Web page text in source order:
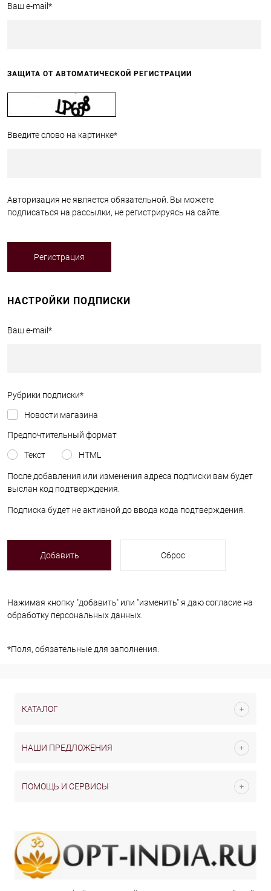
Ваш e-mail *
ЗАЩИТА ОТ АВТОМАТИЧЕСКОЙ РЕГИСТРАЦИИ
Введите слово на картинке*
Авторизация не является обязательной. Вы можете
подписаться на рассылки, не регистрируясь на сайте.
НАСТРОЙКИ ПОДПИСКИ
Ваш e-mail *
Рубрики подписки*
Новости магазина
Предпочтительный формат
Текст HTML
После добавления или изменения адреса подписки вам будет
выслан код подтверждения.
Подписка будет не активной до ввода кода подтверждения.
Нажимая кнопку "добавить" или "изменить" я даю согласие на
обработку персональных данных.
*Поля, обязательные для заполнения.
КАТАЛОГ
НАШИ ПРЕДЛОЖЕНИЯ
ПОМОЩЬ И СЕРВИСЫ